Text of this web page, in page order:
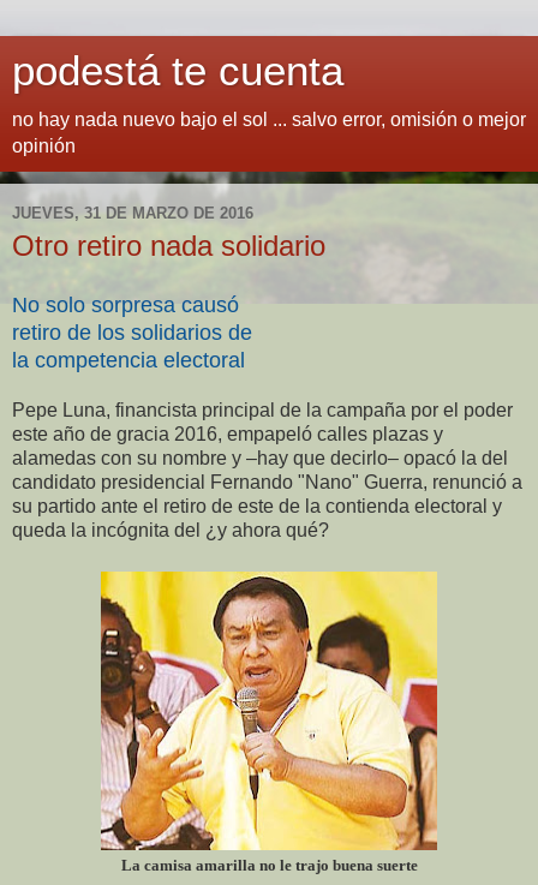
podestá te cuenta
no hay nada nuevo bajo el sol ... salvo error, omisión o mejor
opinión
JUEVES, 31 DE MARZO DE 2016
Otro retiro nada solidario
No solo sorpresa causó
retiro de los solidarios de
la competencia electoral
Pepe Luna, financista principal de la campaña por el poder
este año de gracia 2016, empapeló calles plazas y
alamedas con su nombre y –hay que decirlo– opacó la del
candidato presidencial Fernando "Nano" Guerra, renunció a
su partido ante el retiro de este de la contienda electoral y
queda la incógnita del ¿y ahora qué?
La camisa amarilla no le trajo buena suerte